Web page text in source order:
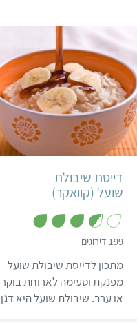
קל 15 דקות
2 מנות
דייסת שיבולת
שועל (קוואקר)
199 דירוגים
.
6
מ
ת
ו
מתכון לדייסת שיבולת שועל
מפנקת וטעימה לארוחת בוקר
או ערב. שיבולת שועל היא דגן